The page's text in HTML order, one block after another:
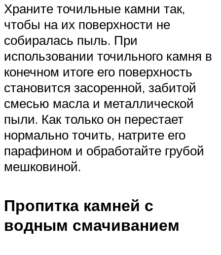
Храните точильные камни так,
чтобы на их поверхности не
собиралась пыль. При
использовании точильного камня в
конечном итоге его поверхность
становится засоренной, забитой
смесью масла и металлической
пыли. Как только он перестает
нормально точить, натрите его
парафином и обработайте грубой
мешковиной.
Пропитка камней с
водным смачиванием